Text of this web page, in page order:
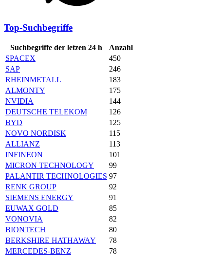
Top-Suchbegriffe
Suchbegriffe der letzen 24 h
Anzahl
SPACEX
450
SAP
246
RHEINMETALL
183
ALMONTY
175
NVIDIA
144
DEUTSCHE TELEKOM
126
BYD
125
NOVO NORDISK
115
ALLIANZ
113
INFINEON
101
MICRON TECHNOLOGY
99
PALANTIR TECHNOLOGIES 97
RENK GROUP
92
SIEMENS ENERGY
91
EUWAX GOLD
85
VONOVIA
82
BIONTECH
80
BERKSHIRE HATHAWAY
78
MERCEDES-BENZ
78